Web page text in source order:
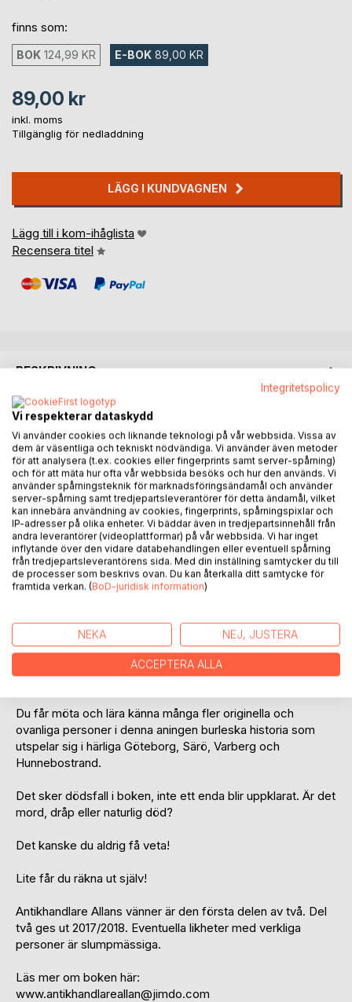
finns som:
BOK 124,99 KR E-BOK 89,00 KR
89,00 kr
inkl. moms
Tillgänglig för nedladdning
LÄGG I KUNDVAGNEN
Lägg till i kom-ihåglista
Recensera titel
BESKRIVNING
Allan Strick driver en fin liten antikhandel i centrala
Göteborg där han umgås med sina minst sagt udda vänner.
Vänner med proveniens, alla vill de berätta något för Allan.
Ibland dras Allan mot sin vilja in i deras underliga liv, ibland
sinkar de hans business till Allans fru Mirandas förtret.
Möt Oliver - en före detta kriminell som letar efter kärleken
och Isabel - en pensionerad KBT terapeut som går på
gatan för sitt eget höga nöjes skull. Fru Tut är en timid dam
som inte är vad hon utger sig för att vara. Ingenjören Harald
spelar trombon i tid och otid, det har han tränat på ett helt
Astrid söker ständigt efter meningen med livet. Gun, P-lisan
kraschar och krockar med tjänstebilen innan hon byter
yrkesbana. Mia berättar om sina eskapader med ryssar. De
historierna är sanna, på heder och samvete!
Du får möta och lära känna många fler originella och
ovanliga personer i denna aningen burleska historia som
utspelar sig i härliga Göteborg, Särö, Varberg och
Hunnebostrand.
Det sker dödsfall i boken, inte ett enda blir uppklarat. Är det
mord, dråp eller naturlig död?
Det kanske du aldrig få veta!
Lite får du räkna ut själv!
Antikhandlare Allans vänner är den första delen av två. Del
två ges ut 2017/2018. Eventuella likheter med verkliga
personer är slumpmässiga.
Läs mer om boken här:
www.antikhandlareallan@jimdo.com
Integritetspolicy
Vi respekterar dataskydd
Vi använder cookies och liknande teknologi på vår webbsida. Vissa av
dem är väsentliga och tekniskt nödvändiga. Vi använder även metoder
för att analysera (t.ex. cookies eller fingerprints samt server-spårning)
och för att mäta hur ofta vår webbsida besöks och hur den används. Vi
använder spårningsteknik för marknadsföringsändamål och använder
server-spårning samt tredjepartsleverantörer för detta ändamål, vilket
kan innebära användning av cookies, fingerprints, spårningspixlar och
IP-adresser på olika enheter. Vi bäddar även in tredjepartsinnehåll från
andra leverantörer (videoplattformar) på vår webbsida. Vi har inget
inflytande över den vidare databehandlingen eller eventuell spårning
från tredjepartsleverantörens sida. Med din inställning samtycker du till
de processer som beskrivs ovan. Du kan återkalla ditt samtycke för
framtida verkan. (BoD-juridisk information)
NEKA NEJ, JUSTERA
ACCEPTERA ALLA